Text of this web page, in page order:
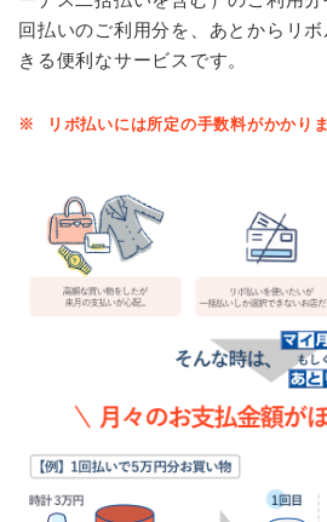
回払いのご利用分を、あとからリ
きる便利なサービスです。
※ リボ払いには所定の手数料がかかりま